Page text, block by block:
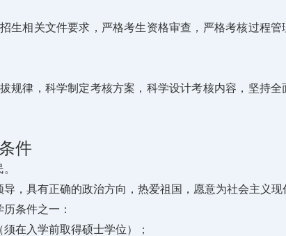
生相关文件要求，严格考生资格审查，严格考核过程
规律，科学制定考核方案，科学设计考核内容，坚持
件
，具有正确的政治方向，热爱祖国，愿意为社会主义现
条件之一：
须在入学前取得硕士学位）；